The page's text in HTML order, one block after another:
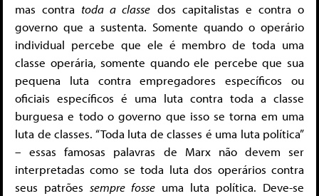
mas contra toda a classe dos capitalistas e contra o
governo que a sustenta. Somente quando o operário
individual percebe que ele é membro de toda uma
classe operária, somente quando ele percebe que sua
pequena luta contra empregadores específicos ou
oficiais específicos é uma luta contra toda a classe
burguesa e todo o governo que isso se torna em uma
luta de classes. “Toda luta de classes é uma luta política”
– essas famosas palavras de Marx não devem ser
interpretadas como se toda luta dos operários contra
seus patrões sempre fosse uma luta política. Deve-se